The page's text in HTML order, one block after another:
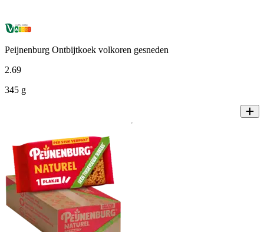
Peijnenburg Ontbijtkoek volkoren gesneden
2.69
345 g